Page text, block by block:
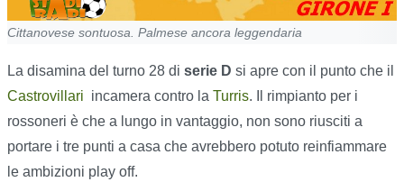
Cittanovese sontuosa. Palmese ancora leggendaria
La disamina del turno 28 di serie D si apre con il punto che il
Castrovillari incamera contro la Turris. Il rimpianto per i
rossoneri è che a lungo in vantaggio, non sono riusciti a
portare i tre punti a casa che avrebbero potuto reinfiammare
le ambizioni play off.